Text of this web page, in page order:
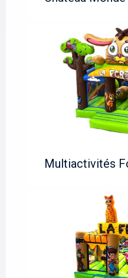
Multiactivités